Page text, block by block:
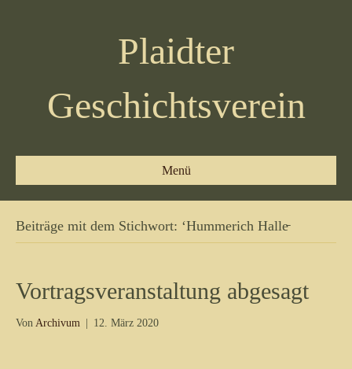
Plaidter
Geschichtsverein
Menü
Beiträge mit dem Stichwort: ‘Hummerich Halle̵
Vortragsveranstaltung abgesagt
Von Archivum 12. März 2020